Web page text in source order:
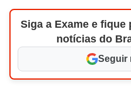
Siga a Exame e
notícias do
Seguir